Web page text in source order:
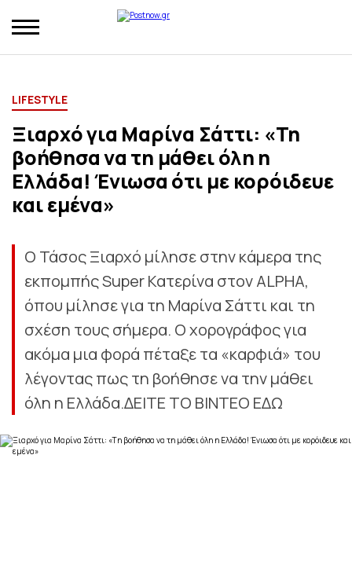
LIFESTYLE
Ξιαρχό για Μαρίνα Σάττι: «Τη
βοήθησα να τη μάθει όλη η
Ελλάδα! Ένιωσα ότι με κορόιδευε
και εμένα»
Ο Τάσος Ξιαρχό μίλησε στην κάμερα της
εκπομπής Super Κατερίνα στον ALPHA,
όπου μίλησε για τη Μαρίνα Σάττι και τη
σχέση τους σήμερα. Ο χορογράφος για
ακόμα μια φορά πέταξε τα «καρφιά» του
λέγοντας πως τη βοήθησε να την μάθει
όλη η Ελλάδα.ΔΕΙΤΕ ΤΟ ΒΙΝΤΕΟ ΕΔΩ